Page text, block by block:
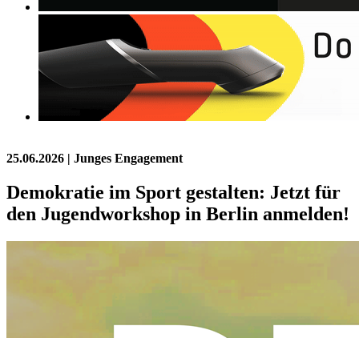
25.06.2026 | Junges Engagement
Demokratie im Sport gestalten: Jetzt für
den Jugendworkshop in Berlin anmelden!